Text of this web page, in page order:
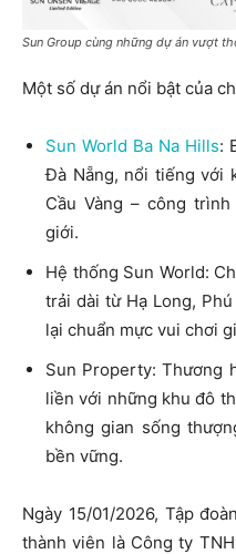
Sun Group cùng những dự án vượt
Một số dự án nổi bật của
Sun World Ba Na Hills:
Đà Nẵng, nổi tiếng với
Cầu Vàng – công
giới.
Hệ thống Sun World:
trải dài từ Hạ Long,
lại chuẩn mực vui chơi
Sun Property: Thương
liền với những khu đô
không gian sống
bền vững.
Ngày 15/01/2026, Tập
thành viên là Công ty